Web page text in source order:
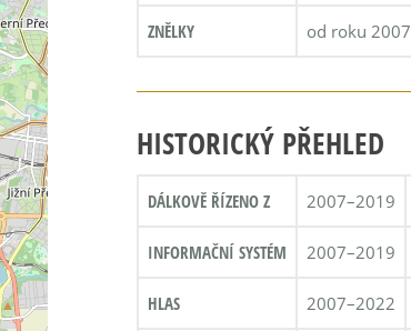
ZNĚLKY od roku 2007
HISTORICKÝ PŘEHLED
DÁLKOVĚ ŘÍZENO Z 2007–2019
INFORMAČNÍ SYSTÉM 2007–2019
HLAS 2007–2022